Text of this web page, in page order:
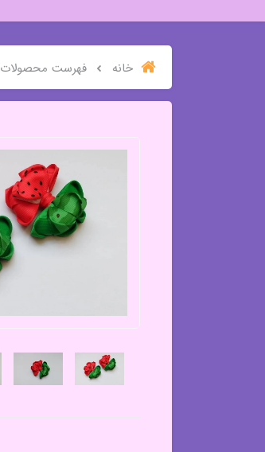
خانه فهرست محصولات